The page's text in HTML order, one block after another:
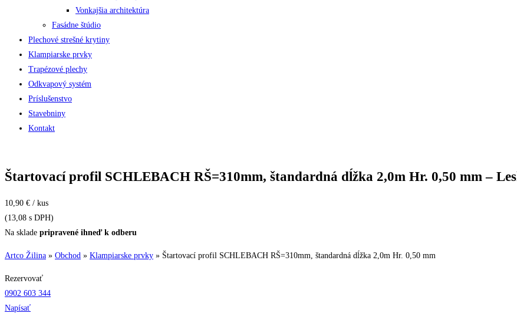
Vonkajšia architektúra
Fasádne štúdio
Plechové strešné krytiny
Klampiarske prvky
Trapézové plechy
Odkvapový systém
Príslušenstvo
Stavebniny
Kontakt
Štartovací profil SCHLEBACH RŠ=310mm, štandardná dĺžka 2,0m Hr. 0,50 mm –
10,90 € / kus
(13,08 s DPH)
Na sklade pripravené ihneď k odberu
Artco Žilina » Obchod » Klampiarske prvky » Štartovací profil SCHLEBACH RŠ=310mm, štandardná dĺžka 2,0m Hr. 0,50 mm
Rezervovať
0902 603 344
Napísať